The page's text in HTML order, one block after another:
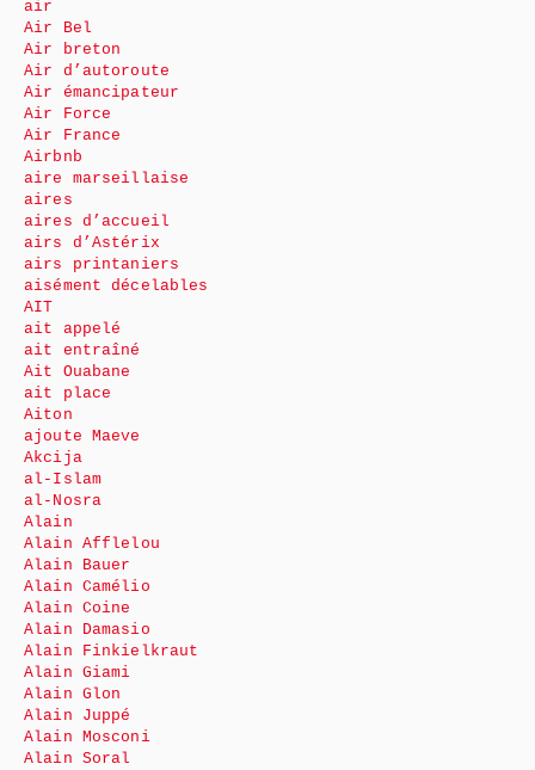
air
Air Bel
Air breton
Air d’autoroute
Air émancipateur
Air Force
Air France
Airbnb
aire marseillaise
aires
aires d’accueil
airs d’Astérix
airs printaniers
aisément décelables
AIT
ait appelé
ait entraîné
Ait Ouabane
ait place
Aiton
ajoute Maeve
Akcija
al-Islam
al-Nosra
Alain
Alain Afflelou
Alain Bauer
Alain Camélio
Alain Coine
Alain Damasio
Alain Finkielkraut
Alain Giami
Alain Glon
Alain Juppé
Alain Mosconi
Alain Soral